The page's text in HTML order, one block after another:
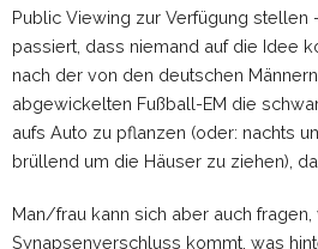
Public Viewing zur Verfügung stellen
passiert, dass niemand auf die Idee
nach der von den deutschen
abgewickelten Fußball-EM die
aufs Auto zu pflanzen (oder: nachts um
brüllend um die Häuser zu ziehen),
Man/frau kann sich aber auch
Synapsenverschluss kommt, was